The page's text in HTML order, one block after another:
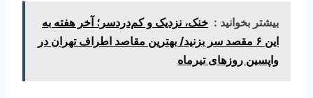
بیشتر بخوانید : خنک، نزدیک و کم‌دردسر؛ آخر هفته به
این ۶ مقصد سر بزنید/ بهترین مقاصد اطراف تهران در
واپسین روزهای تیرماه